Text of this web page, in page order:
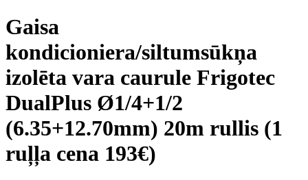
Gaisa
kondicioniera/siltumsūkņa
izolēta vara caurule Frigotec
DualPlus Ø1/4+1/2
(6.35+12.70mm) 20m rullis (1
ruļļa cena 193€)